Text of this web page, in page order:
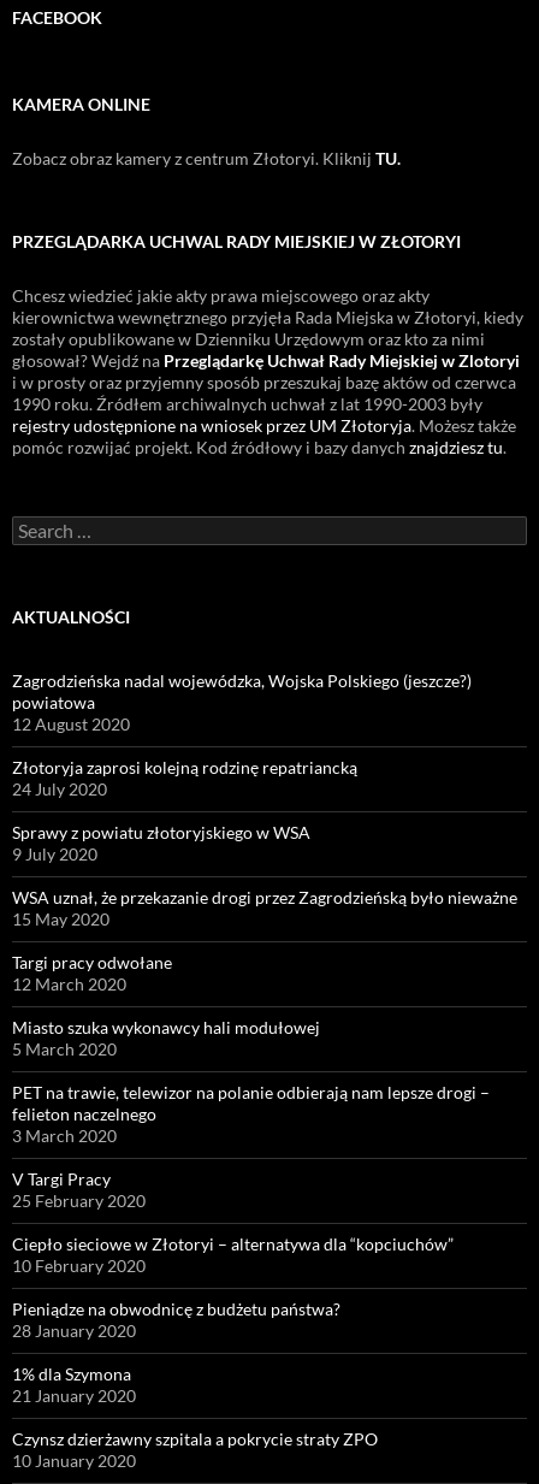
FACEBOOK
KAMERA ONLINE
Zobacz obraz kamery z centrum Złotoryi. Kliknij TU.
PRZEGLĄDARKA UCHWAL RADY MIEJSKIEJ W ZŁOTORYI
Chcesz wiedzieć jakie akty prawa miejscowego oraz akty
kierownictwa wewnętrznego przyjęła Rada Miejska w Złotoryi, kiedy
zostały opublikowane w Dzienniku Urzędowym oraz kto za nimi
głosował? Wejdź na Przeglądarkę Uchwał Rady Miejskiej w Zlotoryi
i w prosty oraz przyjemny sposób przeszukaj bazę aktów od czerwca
1990 roku. Źródłem archiwalnych uchwał z lat 1990-2003 były
rejestry udostępnione na wniosek przez UM Złotoryja. Możesz także
pomóc rozwijać projekt. Kod źródłowy i bazy danych znajdziesz tu.
Search
for:
AKTUALNOŚCI
Zagrodzieńska nadal wojewódzka, Wojska Polskiego (jeszcze?)
powiatowa
12 August 2020
Złotoryja zaprosi kolejną rodzinę repatriancką
24 July 2020
Sprawy z powiatu złotoryjskiego w WSA
9 July 2020
WSA uznał, że przekazanie drogi przez Zagrodzieńską było nieważne
15 May 2020
Targi pracy odwołane
12 March 2020
Miasto szuka wykonawcy hali modułowej
5 March 2020
PET na trawie, telewizor na polanie odbierają nam lepsze drogi –
felieton naczelnego
3 March 2020
V Targi Pracy
25 February 2020
Ciepło sieciowe w Złotoryi – alternatywa dla “kopciuchów”
10 February 2020
Pieniądze na obwodnicę z budżetu państwa?
28 January 2020
1% dla Szymona
21 January 2020
Czynsz dzierżawny szpitala a pokrycie straty ZPO
10 January 2020